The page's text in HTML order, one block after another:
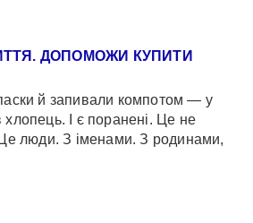
ДОПОМОЖИ КУПИТИ
й запивали компотом — у
І є поранені. Це не
люди. З іменами. З родинами,